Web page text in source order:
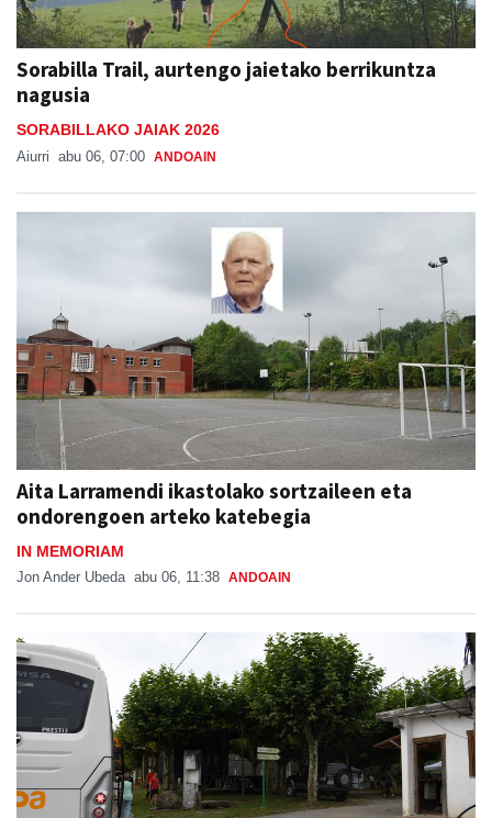
Sorabilla Trail, aurtengo jaietako berrikuntza
nagusia
SORABILLAKO JAIAK 2026
Aiurri abu 06, 07:00 ANDOAIN
Aita Larramendi ikastolako sortzaileen eta
ondorengoen arteko katebegia
IN MEMORIAM
Jon Ander Ubeda abu 06, 11:38 ANDOAIN